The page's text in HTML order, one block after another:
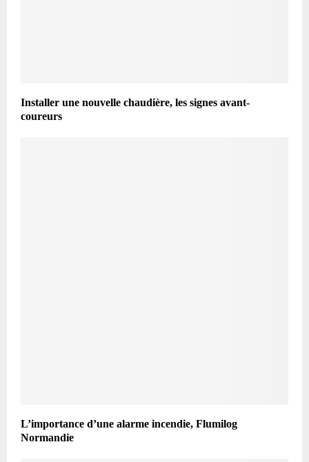
Installer une nouvelle chaudière, les signes avant-
coureurs
L’importance d’une alarme incendie, Flumilog
Normandie